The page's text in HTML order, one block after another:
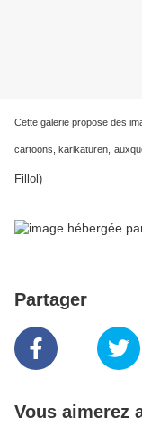
Cette galerie propose des
cartoons, karikaturen,
Fillol)
Partager
Vous aimerez